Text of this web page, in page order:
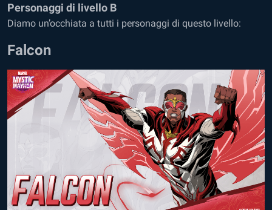
Personaggi di livello B
Diamo un’occhiata a tutti i personaggi di questo livello:
Falcon